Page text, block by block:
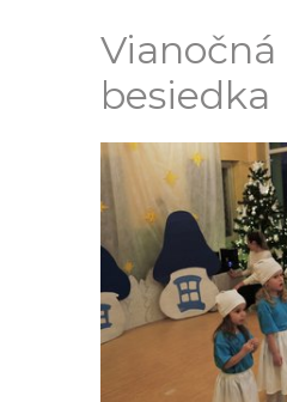
Vianočná
besiedka